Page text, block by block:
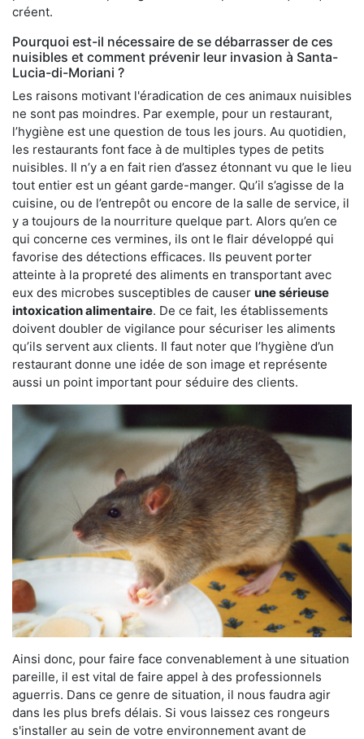
créent.
Pourquoi est-il nécessaire de se débarrasser de ces
nuisibles et comment prévenir leur invasion à Santa-
Lucia-di-Moriani ?
Les raisons motivant l'éradication de ces animaux nuisibles
ne sont pas moindres. Par exemple, pour un restaurant,
l’hygiène est une question de tous les jours. Au quotidien,
les restaurants font face à de multiples types de petits
nuisibles. Il n’y a en fait rien d’assez étonnant vu que le lieu
tout entier est un géant garde-manger. Qu’il s’agisse de la
cuisine, ou de l’entrepôt ou encore de la salle de service, il
y a toujours de la nourriture quelque part. Alors qu’en ce
qui concerne ces vermines, ils ont le flair développé qui
favorise des détections efficaces. Ils peuvent porter
atteinte à la propreté des aliments en transportant avec
eux des microbes susceptibles de causer une sérieuse
intoxication alimentaire. De ce fait, les établissements
doivent doubler de vigilance pour sécuriser les aliments
qu’ils servent aux clients. Il faut noter que l’hygiène d’un
restaurant donne une idée de son image et représente
aussi un point important pour séduire des clients.
Ainsi donc, pour faire face convenablement à une situation
pareille, il est vital de faire appel à des professionnels
aguerris. Dans ce genre de situation, il nous faudra agir
dans les plus brefs délais. Si vous laissez ces rongeurs
s'installer au sein de votre environnement avant de